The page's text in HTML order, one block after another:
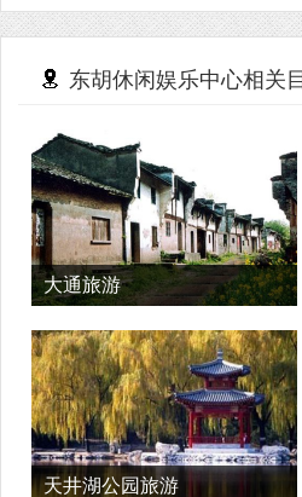
东胡休闲娱乐中心相关
大通旅游
天井湖公园旅游